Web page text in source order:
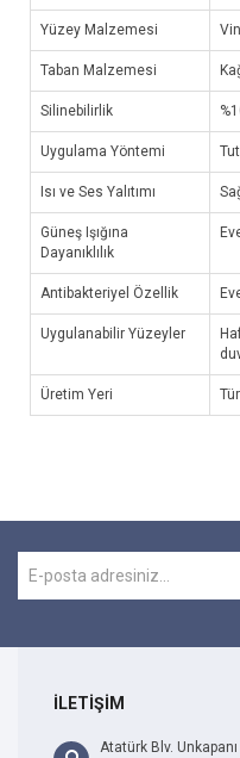
Yüzey Malzemesi
Taban Malzemesi
Silinebilirlik
Uygulama Yöntemi
Isı ve Ses Yalıtımı
Güneş Işığına
Dayanıklılık
Antibakteriyel Özellik
Uygulanabilir Yüzeyler
Üretim Yeri
İLETİŞİM
Atatürk Blv.